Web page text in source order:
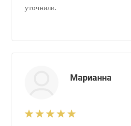
уточнили.
Марианна